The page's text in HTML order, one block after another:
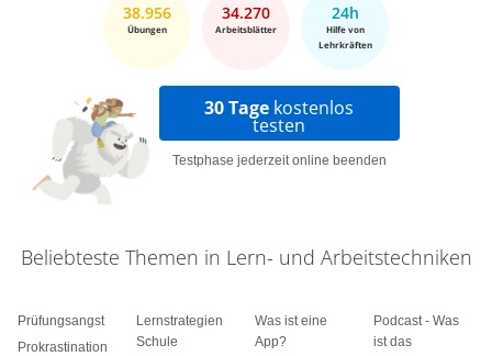
38.956
Übungen
34.270
Arbeitsblätter
24h
Hilfe von
Lehrkräften
30 Tage kostenlos
testen
Testphase jederzeit online beenden
Beliebteste Themen in Lern- und Arbeitstechniken
Prüfungsangst
Prokrastination
Lernstrategien
Schule
Was ist eine
App?
Podcast - Was
ist das